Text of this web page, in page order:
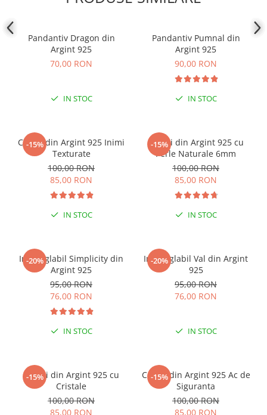
Coliere cu mărgele colorate și
Argint
Coliere cu pietre semiprețioase
Pandantiv Dragon din
Argint 925
70,00 RON
IN STOC
Pandantiv Pumnal din
Argint 925
90,00 RON
IN STOC
-15%
Cercei din Argint 925 Inimi
Texturate
100,00 RON
85,00 RON
IN STOC
-15%
Cercei din Argint 925 cu
Perle Naturale 6mm
100,00 RON
85,00 RON
IN STOC
-20%
Inel reglabil Simplicity din
Argint 925
95,00 RON
76,00 RON
IN STOC
-20%
Inel reglabil Val din Argint
925
95,00 RON
76,00 RON
IN STOC
-15%
Cercei din Argint 925 cu
Cristale
100,00 RON
85,00 RON
-15%
Cercei din Argint 925 Ac de
Siguranta
100,00 RON
85,00 RON